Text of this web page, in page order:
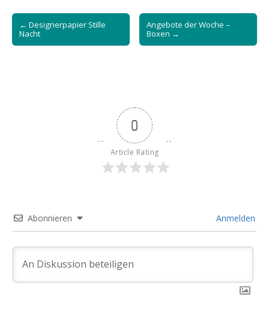
Post
navigation
← Designerpapier Stille
Nacht
Angebote der Woche –
Boxen →
0
Article Rating
Abonnieren Anmelden